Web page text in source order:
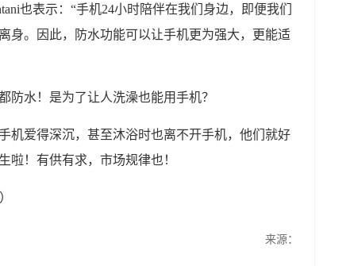
也表示：“手机24小时陪伴在我们身边，即便我们
身。因此，防水功能可以让手机更为强大，更能适
机爱得深沉，甚至沐浴时也离不开手机，他们就好
啦！有供有求，市场规律也！
来源：